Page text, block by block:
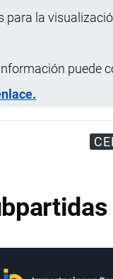
para la
puede
Designación de la